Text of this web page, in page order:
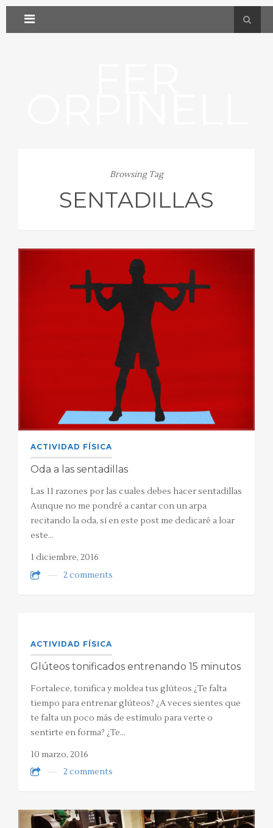
Browsing Tag
SENTADILLAS
ACTIVIDAD FÍSICA
Oda a las sentadillas
Las 11 razones por las cuales debes hacer sentadillas
Aunque no me pondré a cantar con un arpa
recitando la oda, sí en este post me dedicaré a loar
este…
1 diciembre, 2016
2 comments
ACTIVIDAD FÍSICA
Glúteos tonificados entrenando 15 minutos
Fortalece, tonifica y moldea tus glúteos ¿Te falta
tiempo para entrenar glúteos? ¿A veces sientes que
te falta un poco más de estímulo para verte o
sentirte en forma? ¿Te…
10 marzo, 2016
2 comments